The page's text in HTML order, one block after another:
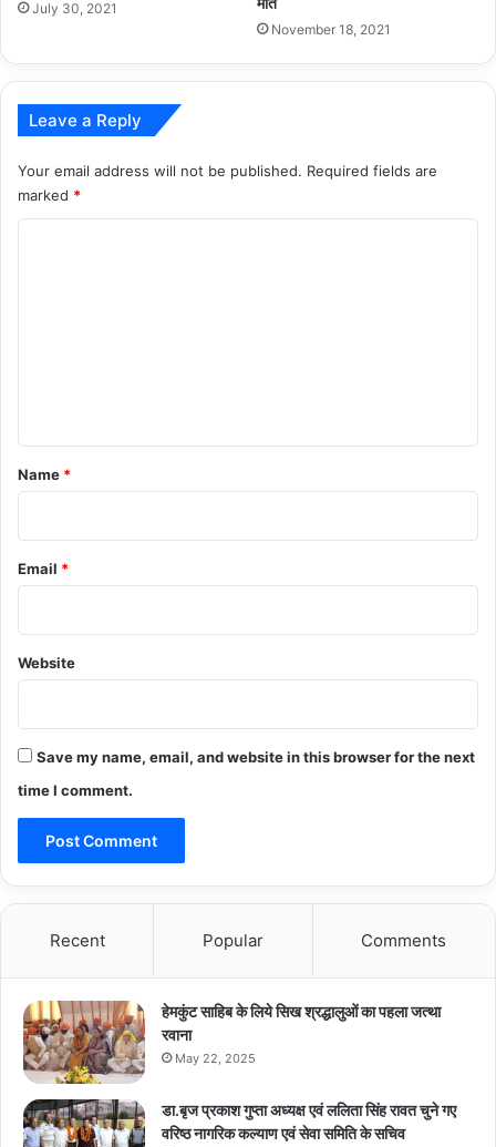
July 30, 2021
November 18, 2021
Leave a Reply
Your email address will not be published. Required fields are
marked *
*
Name *
Email *
Website
Save my name, email, and website in this browser for the next
time I comment.
Recent Popular Comments
हेमकुंट साहिब के लिये सिख श्रद्धालुओं का पहला जत्था
रवाना
May 22, 2025
डा.बृज प्रकाश गुप्ता अध्यक्ष एवं ललिता सिंह रावत चुने गए
वरिष्ठ नागरिक कल्याण एवं सेवा समिति के सचिव